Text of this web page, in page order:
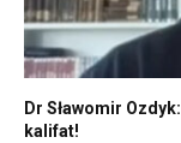
Dr Sławomir
kalifat!